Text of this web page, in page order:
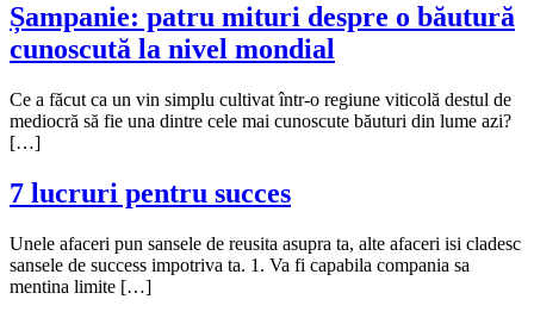
Șampanie: patru mituri despre o băutură
cunoscută la nivel mondial
Ce a făcut ca un vin simplu cultivat într-o regiune viticolă destul de
mediocră să fie una dintre cele mai cunoscute băuturi din lume azi?
[…]
7 lucruri pentru succes
Unele afaceri pun sansele de reusita asupra ta, alte afaceri isi cladesc
sansele de success impotriva ta. 1. Va fi capabila compania sa
mentina limite […]